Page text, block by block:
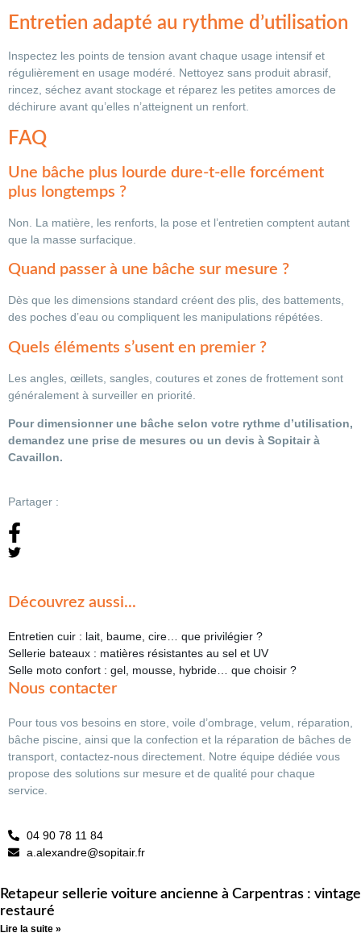
Entretien adapté au rythme d’utilisation
Inspectez les points de tension avant chaque usage intensif et
régulièrement en usage modéré. Nettoyez sans produit abrasif,
rincez, séchez avant stockage et réparez les petites amorces de
déchirure avant qu’elles n’atteignent un renfort.
FAQ
Une bâche plus lourde dure-t-elle forcément
plus longtemps ?
Non. La matière, les renforts, la pose et l’entretien comptent autant
que la masse surfacique.
Quand passer à une bâche sur mesure ?
Dès que les dimensions standard créent des plis, des battements,
des poches d’eau ou compliquent les manipulations répétées.
Quels éléments s’usent en premier ?
Les angles, œillets, sangles, coutures et zones de frottement sont
généralement à surveiller en priorité.
Pour dimensionner une bâche selon votre rythme d’utilisation,
demandez une prise de mesures ou un devis à Sopitair à
Cavaillon.
Partager :
Découvrez aussi...
Entretien cuir : lait, baume, cire… que privilégier ?
Sellerie bateaux : matières résistantes au sel et UV
Selle moto confort : gel, mousse, hybride… que choisir ?
Nous contacter
Pour tous vos besoins en store, voile d’ombrage, velum, réparation,
bâche piscine, ainsi que la confection et la réparation de bâches de
transport, contactez-nous directement. Notre équipe dédiée vous
propose des solutions sur mesure et de qualité pour chaque
service.
04 90 78 11 84
a.alexandre@sopitair.fr
Retapeur sellerie voiture ancienne à Carpentras : vintage
restauré
Lire la suite »